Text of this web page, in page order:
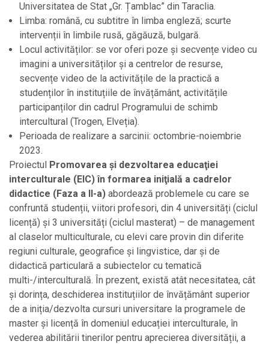
Universitatea de Stat „Gr. Țamblac” din Taraclia.
Limba: română, cu subtitre în limba engleză; scurte
intervenții în limbile rusă, găgăuză, bulgară.
Locul activităților: se vor oferi poze și secvențe video cu
imagini a universităților și a centrelor de resurse,
secvențe video de la activitățile de la practică a
studenților în instituțiile de învățământ, activitățile
participanților din cadrul Programului de schimb
intercultural (Trogen, Elveția).
Perioada de realizare a sarcinii: octombrie-noiembrie
2023.
Proiectul Promovarea şi dezvoltarea educaţiei
interculturale (EIC) în formarea iniţială a cadrelor
didactice (Faza a II-a) abordează problemele cu care se
confruntă studenții, viitori profesori, din 4 universități (ciclul
licență) și 3 universități (ciclul masterat) – de management
al claselor multiculturale, cu elevi care provin din diferite
regiuni culturale, geografice și lingvistice, dar și de
didactică particulară a subiectelor cu tematică
multi-/interculturală. În prezent, există atât necesitatea, cât
și dorința, deschiderea instituțiilor de învățământ superior
de a iniția/dezvolta cursuri universitare la programele de
master și licență în domeniul educației interculturale, în
vederea abilitării tinerilor pentru aprecierea diversității, a